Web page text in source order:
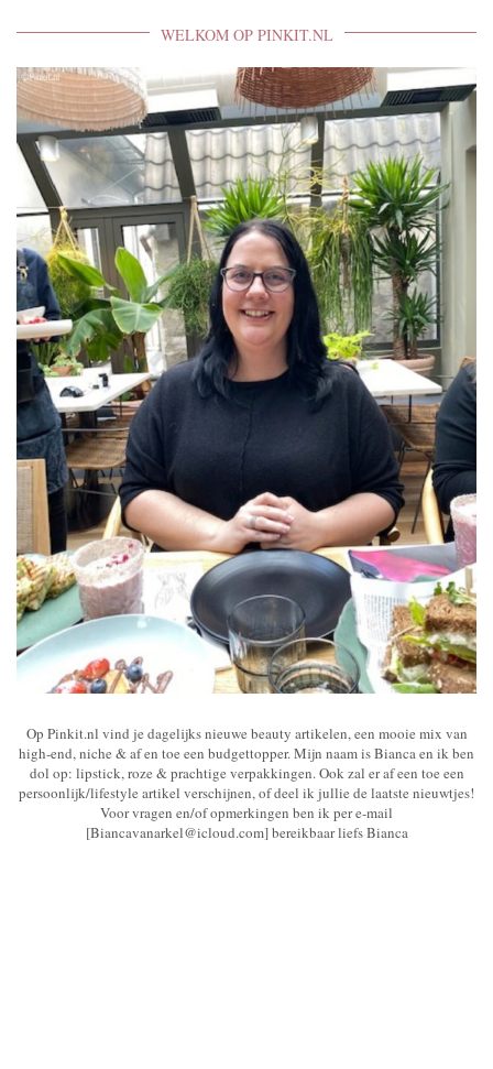
WELKOM OP PINKIT.NL
Op Pinkit.nl vind je dagelijks nieuwe beauty artikelen, een mooie mix van
high-end, niche & af en toe een budgettopper. Mijn naam is Bianca en ik ben
dol op: lipstick, roze & prachtige verpakkingen. Ook zal er af een toe een
persoonlijk/lifestyle artikel verschijnen, of deel ik jullie de laatste nieuwtjes!
Voor vragen en/of opmerkingen ben ik per e-mail
[Biancavanarkel@icloud.com] bereikbaar liefs Bianca